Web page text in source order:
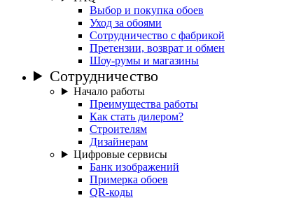
Выбор и покупка обоев
Уход за обоями
Сотрудничество с фабрикой
Претензии, возврат и обмен
Шоу-румы и магазины
Сотрудничество
Начало работы
Преимущества работы
Как стать дилером?
Строителям
Дизайнерам
Цифровые сервисы
Банк изображений
Примерка обоев
QR-коды